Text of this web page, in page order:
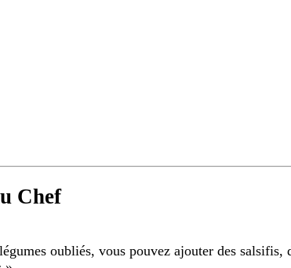
Chef
oubliés, vous pouvez ajouter des salsifis,